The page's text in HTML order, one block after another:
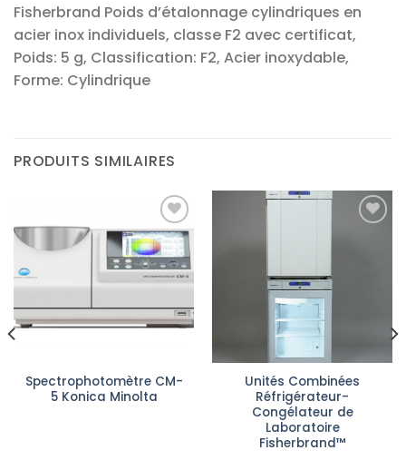
Fisherbrand Poids d’étalonnage cylindriques en
acier inox individuels, classe F2 avec certificat,
Poids: 5 g, Classification: F2, Acier inoxydable,
Forme: Cylindrique
PRODUITS SIMILAIRES
Ajouter
à la liste
Spectrophotomètre CM-
5 Konica Minolta
Unités Combinées
Réfrigérateur-
Congélateur de
Laboratoire
Fisherbrand™